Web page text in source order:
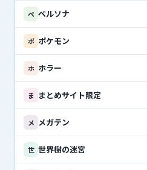
ペ ペルソナ
ポ ポケモン
ホ ホラー
ま まとめサイト限定
メ メガテン
世 世界樹の迷宮